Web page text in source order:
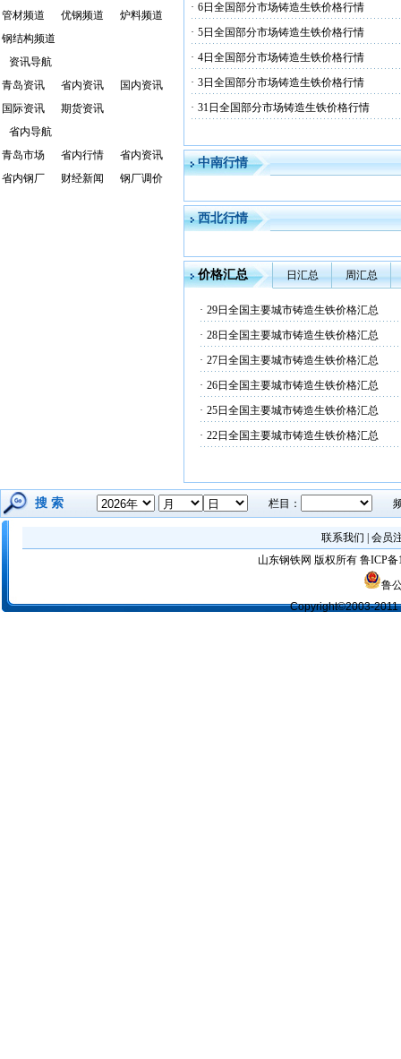
管材频道
优钢频道
炉料频道
钢结构频道
资讯导航
青岛资讯
省内资讯
国内资讯
国际资讯
期货资讯
省内导航
青岛市场
省内行情
省内资讯
省内钢厂
财经新闻 钢厂调价
· 6日全国部分市场铸造生铁价格行情
· 5日全国部分市场铸造生铁价格行情
· 4日全国部分市场铸造生铁价格行情
· 3日全国部分市场铸造生铁价格行情
· 31日全国部分市场铸造生铁价格行情
中南行情
西北行情
价格汇总 日汇总 周汇总
· 29日全国主要城市铸造生铁价格汇总
· 28日全国主要城市铸造生铁价格汇总
· 27日全国主要城市铸造生铁价格汇总
· 26日全国主要城市铸造生铁价格汇总
· 25日全国主要城市铸造生铁价格汇总
· 22日全国主要城市铸造生铁价格汇总
搜 索 栏目：
联系我们
会员
山东钢铁网 版权所有 鲁ICP备
鲁
Copyright©2003-2011